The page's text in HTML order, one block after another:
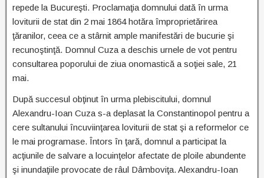
repede la Bucureşti. Proclamaţia domnului dată în urma
loviturii de stat din 2 mai 1864 hotăra împroprietărirea
ţăranilor, ceea ce a stârnit ample manifestări de bucurie şi
recunoştinţă. Domnul Cuza a deschis urnele de vot pentru
consultarea poporului de ziua onomastică a soţiei sale, 21
mai.
După succesul obţinut în urma plebiscitului, domnul
Alexandru-Ioan Cuza s-a deplasat la Constantinopol pentru a
cere sultanului încuviinţarea loviturii de stat şi a reformelor ce
le mai programase. Întors în ţară, domnul a participat la
acţiunile de salvare a locuinţelor afectate de ploile abundente
şi inundaţiile provocate de râul Dâmboviţa. Alexandru-Ioan